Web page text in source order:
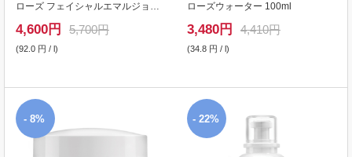
ローズ フェイシャルエマルジョン
4,600円 5,700円
(92.0 円 / l)
ローズウォーター 100ml
3,480円 4,410円
(34.8 円 / l)
- 8% - 22%